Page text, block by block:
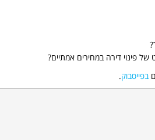
פינוי דירה במחירים אמתיים?
בפייסבוק.